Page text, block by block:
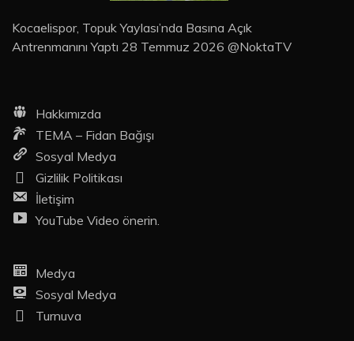
Kocaelispor, Topuk Yaylası’nda Basına Açık
Antrenmanını Yaptı 28 Temmuz 2026 @NoktaTV
Hakkımızda
TEMA – Fidan Bağışı
Sosyal Medya
Gizlilik Politikası
İletişim
YouTube Video önerin.
Medya
Sosyal Medya
Turnuva